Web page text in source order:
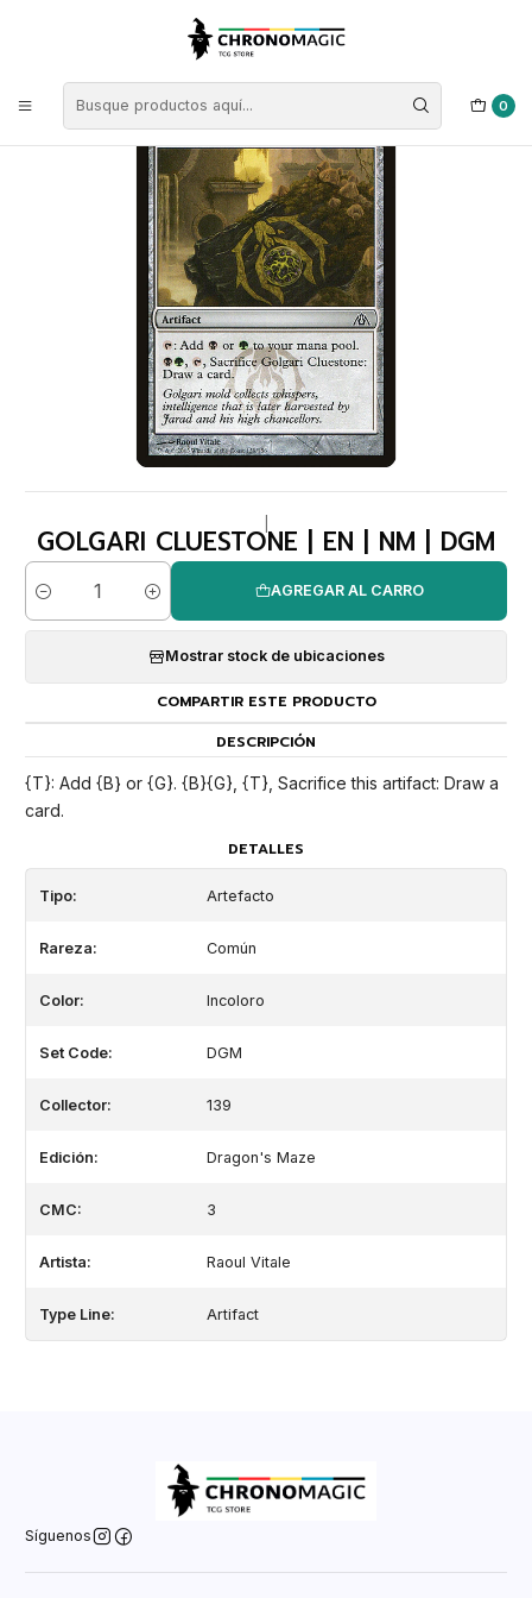
0
Singles de Magic: The Gathering
Golgari Cluestone | EN | NM | DGM
GOLGARI CLUESTONE | EN | NM | DGM
Cantidad
AGREGAR AL CARRO
Mostrar stock de ubicaciones
COMPARTIR ESTE PRODUCTO
DESCRIPCIÓN
{T}: Add {B} or {G}. {B}{G}, {T}, Sacrifice this artifact: Draw a
card.
DETALLES
Tipo: Artefacto
Rareza: Común
Color: Incoloro
Set Code: DGM
Collector: 139
Edición: Dragon's Maze
CMC: 3
Artista: Raoul Vitale
Type Line: Artifact
Síguenos